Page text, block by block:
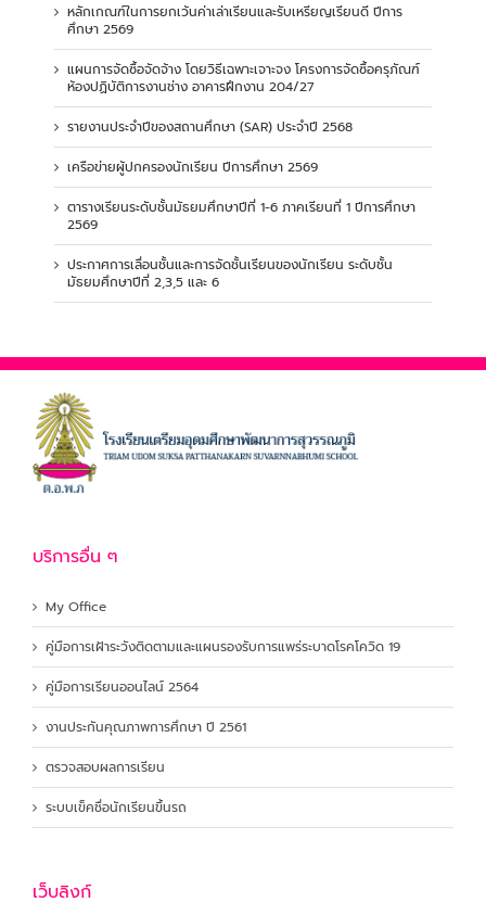
หลักเกณฑ์ในการยกเว้นค่าเล่าเรียนและรับเหรียญเรียนดี ปีการ
ศึกษา 2569
แผนการจัดซื้อจัดจ้าง โดยวิธีเฉพาะเจาะจง โครงการจัดซื้อครุภัณฑ์
ห้องปฏิบัติการงานช่าง อาคารฝึกงาน 204/27
รายงานประจำปีของสถานศึกษา (SAR) ประจำปี 2568
เครือข่ายผู้ปกครองนักเรียน ปีการศึกษา 2569
ตารางเรียนระดับชั้นมัธยมศึกษาปีที่ 1-6 ภาคเรียนที่ 1 ปีการศึกษา
2569
ประกาศการเลื่อนชั้นและการจัดชั้นเรียนของนักเรียน ระดับชั้น
มัธยมศึกษาปีที่ 2,3,5 และ 6
บริการอื่น ๆ
My Office
คู่มือการเฝ้าระวังติดตามและแผนรองรับการแพร่ระบาดโรคโควิด 19
คู่มือการเรียนออนไลน์ 2564
งานประกันคุณภาพการศึกษา ปี 2561
ตรวจสอบผลการเรียน
ระบบเข็คชื่อนักเรียนขึ้นรถ
เว็บลิงก์